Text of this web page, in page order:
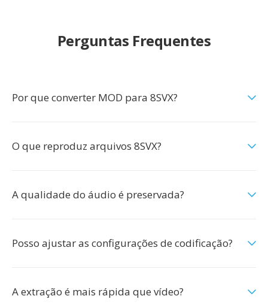
Perguntas Frequentes
Por que converter MOD para 8SVX?
O que reproduz arquivos 8SVX?
A qualidade do áudio é preservada?
Posso ajustar as configurações de codificação?
A extração é mais rápida que vídeo?